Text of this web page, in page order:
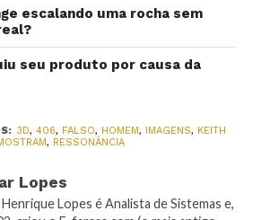
escalando uma rocha sem
seu produto por causa da
3D, 406, FALSO, HOMEM, IMAGENS, KEITH
, RESSONÂNCIA
Lopes
Lopes é Analista de Sistemas e,